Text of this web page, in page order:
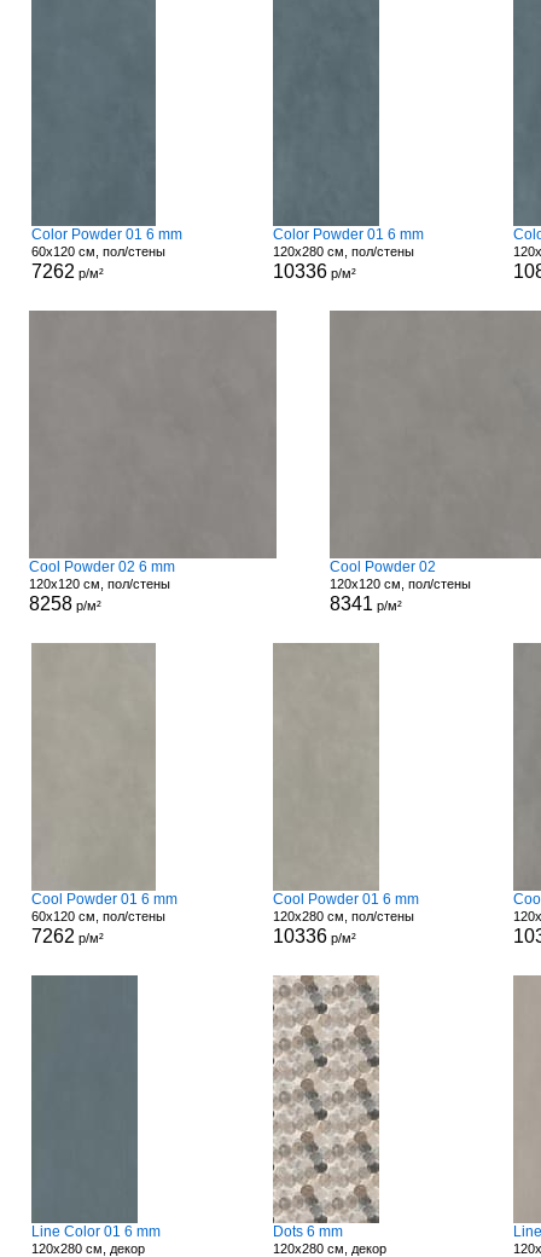
Color Powder 01 6 mm
60x120 см, пол/стены
7262 р/м²
Color Powder 01 6 mm
120x280 см, пол/стены
10336р/м²
Cool Powder 02 6 mm
120x120 см, пол/стены
8258р/м²
Cool Powder 02
120x120 см, пол/стены
8341 р/м²
Cool Powder 01 6 mm
60x120 см, пол/стены
7262 р/м²
Cool Powder 01 6 mm
120x280 см, пол/стены
10336р/м²
Line Color 01 6 mm
120x280 см, декор
Dots 6 mm
120x280 см, декор